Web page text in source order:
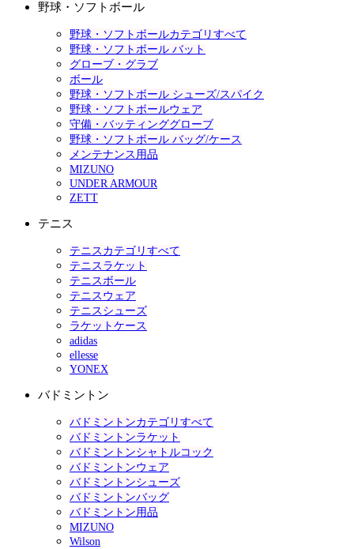
野球・ソフトボール
野球・ソフトボールカテゴリすべて
野球・ソフトボール バット
グローブ・グラブ
ボール
野球・ソフトボール シューズ/スパイク
野球・ソフトボールウェア
守備・バッティンググローブ
野球・ソフトボール バッグ/ケース
メンテナンス用品
MIZUNO
UNDER ARMOUR
ZETT
テニス
テニスカテゴリすべて
テニスラケット
テニスボール
テニスウェア
テニスシューズ
ラケットケース
adidas
ellesse
YONEX
バドミントン
バドミントンカテゴリすべて
バドミントンラケット
バドミントンシャトルコック
バドミントンウェア
バドミントンシューズ
バドミントンバッグ
バドミントン用品
MIZUNO
Wilson